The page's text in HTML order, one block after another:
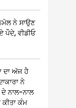
ਨੇ ਸਾਉਣ
ਪੌਦੇ, ਵੀਡੀਓ
ਦਾ ਅੱਜ ਹੈ
ਨੇ
ਦੇ ਨਾਲ-ਨਾਲ
ਕੀਤਾ ਕੰਮ